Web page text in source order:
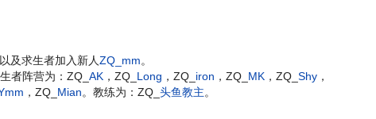
以及求生者加入新人ZQ_mm。
者阵营为：ZQ_AK ，ZQ_ Long ，ZQ_ iron ，ZQ_ MK ，ZQ_Shy ，
，ZQ_ Mian。教练为：ZQ_头鱼教主。